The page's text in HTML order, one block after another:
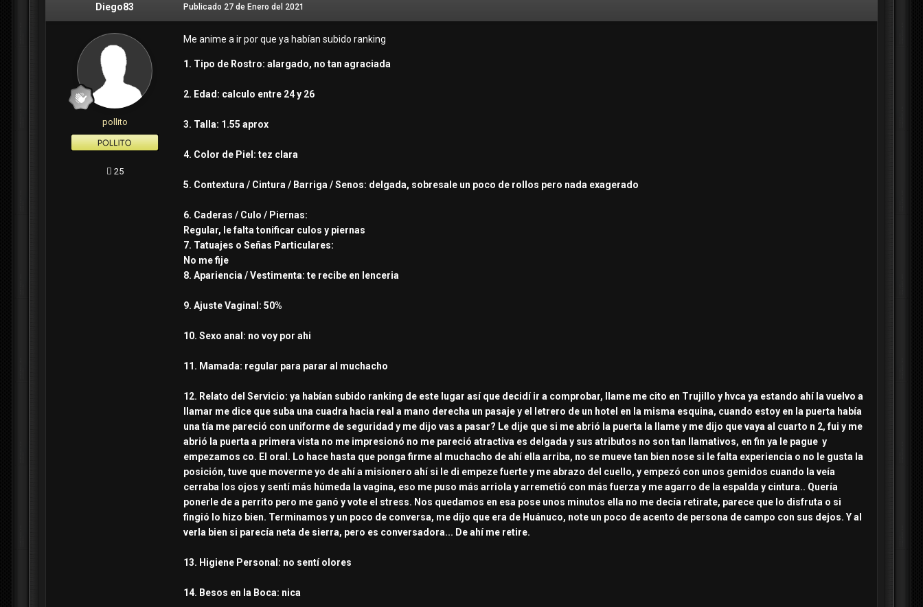
Diego83
pollito
25
Publicado 27 de Enero del 2021
Me anime a ir por que ya habían subido ranking
1. Tipo de Rostro: alargado, no tan agraciada
2. Edad: calculo entre 24 y 26
3. Talla: 1.55 aprox
4. Color de Piel: tez clara
5. Contextura / Cintura / Barriga / Senos: delgada, sobresale un poco de rollos pero nada exagerado
6. Caderas / Culo / Piernas:
Regular, le falta tonificar culos y piernas
7. Tatuajes o Señas Particulares:
No me fije
8. Apariencia / Vestimenta: te recibe en lenceria
9. Ajuste Vaginal: 50%
10. Sexo anal: no voy por ahi
11. Mamada: regular para parar al muchacho
12. Relato del Servicio: ya habían subido ranking de este lugar así que decidí ir a comprobar, llame me cito en Trujillo y hvca ya estando ahí la vuelvo a
llamar me dice que suba una cuadra hacia real a mano derecha un pasaje y el letrero de un hotel en la misma esquina, cuando estoy en la puerta había
una tía me pareció con uniforme de seguridad y me dijo vas a pasar? Le dije que si me abrió la puerta la llame y me dijo que vaya al cuarto n 2, fui y me
abrió la puerta a primera vista no me impresionó no me pareció atractiva es delgada y sus atributos no son tan llamativos, en fin ya le pague y
empezamos co. El oral. Lo hace hasta que ponga firme al muchacho de ahí ella arriba, no se mueve tan bien nose si le falta experiencia o no le gusta la
posición, tuve que moverme yo de ahí a misionero ahí si le di empeze fuerte y me abrazo del cuello, y empezó con unos gemidos cuando la veía
cerraba los ojos y sentí más húmeda la vagina, eso me puso más arriola y arremetió con más fuerza y me agarro de la espalda y cintura.. Quería
ponerle de a perrito pero me ganó y vote el stress. Nos quedamos en esa pose unos minutos ella no me decía retirate, parece que lo disfruta o si
fingió lo hizo bien. Terminamos y un poco de conversa, me dijo que era de Huánuco, note un poco de acento de persona de campo con sus dejos. Y al
verla bien si parecía neta de sierra, pero es conversadora... De ahí me retire.
13. Higiene Personal: no sentí olores
14. Besos en la Boca: nica